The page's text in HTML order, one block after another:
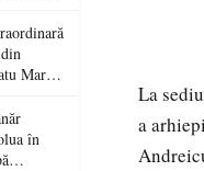
Mare
în
La
a